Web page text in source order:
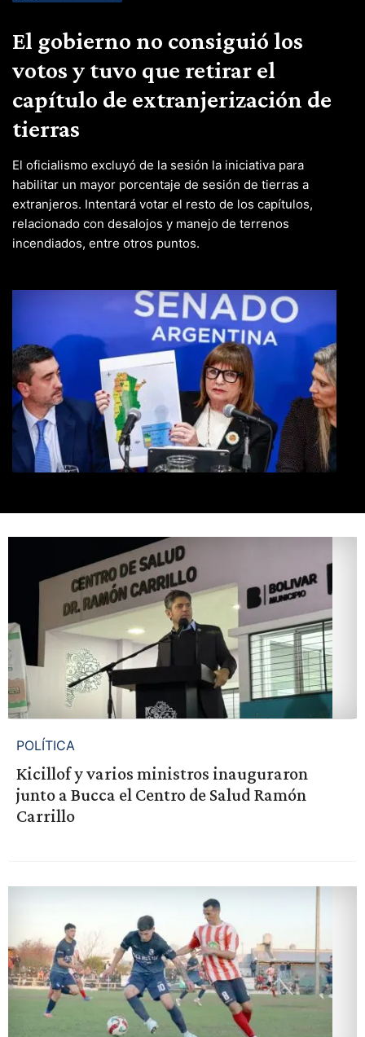
El gobierno no consiguió los
votos y tuvo que retirar el
capítulo de extranjerización de
tierras
El oficialismo excluyó de la sesión la iniciativa para
habilitar un mayor porcentaje de sesión de tierras a
extranjeros. Intentará votar el resto de los capítulos,
relacionado con desalojos y manejo de terrenos
incendiados, entre otros puntos.
POLÍTICA
Kicillof y varios ministros inauguraron
junto a Bucca el Centro de Salud Ramón
Carrillo